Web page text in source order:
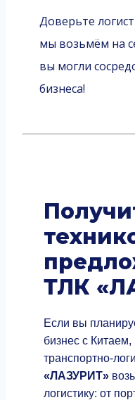
Доверьте
мы возьмём на
вы могли
бизнеса!
ТЛК
Если вы
бизнес с Китаем,
«ЛАЗУРИТ»
логистику: от